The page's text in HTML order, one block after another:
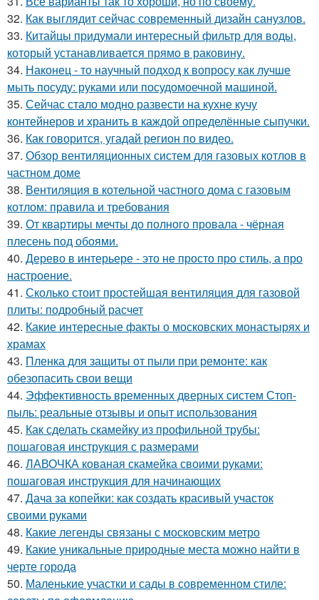
32. Как выглядит сейчас современный дизайн санузлов.
33. Китайцы придумали интересный фильтр для воды,
который устанавливается прямо в раковину.
34. Наконец - то научный подход к вопросу как лучше
мыть посуду: руками или посудомоечной машиной.
35. Сейчас стало модно развести на кухне кучу
контейнеров и хранить в каждой определённые сыпучки.
36. Как говорится, угадай регион по видео.
37. Обзор вентиляционных систем для газовых котлов в
частном доме
38. Вентиляция в котельной частного дома с газовым
котлом: правила и требования
39. От квартиры мечты до полного провала - чёрная
плесень под обоями.
40. Дерево в интерьере - это не просто про стиль, а про
настроение.
41. Сколько стоит простейшая вентиляция для газовой
плиты: подробный расчет
42. Какие интересные факты о московских монастырях и
храмах
43. Пленка для защиты от пыли при ремонте: как
обезопасить свои вещи
44. Эффективность временных дверных систем Стоп-
пыль: реальные отзывы и опыт использования
45. Как сделать скамейку из профильной трубы:
пошаговая инструкция с размерами
46. ЛАВОЧКА кованая скамейка своими руками:
пошаговая инструкция для начинающих
47. Дача за копейки: как создать красивый участок
своими руками
48. Какие легенды связаны с московским метро
49. Какие уникальные природные места можно найти в
черте города
50. Маленькие участки и сады в современном стиле: